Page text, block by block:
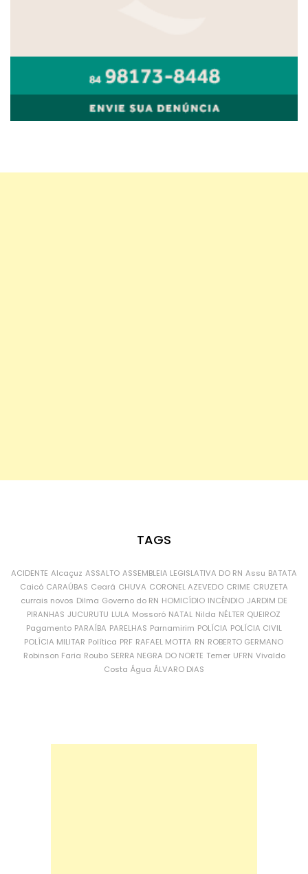
TAGS
ACIDENTE Alcaçuz ASSALTO ASSEMBLEIA LEGISLATIVA DO RN Assu BATATA
Caicó CARAÚBAS Ceará CHUVA CORONEL AZEVEDO CRIME CRUZETA
currais novos Dilma Governo do RN HOMICÍDIO INCÊNDIO JARDIM DE
PIRANHAS JUCURUTU LULA Mossoró NATAL Nilda NÉLTER QUEIROZ
Pagamento PARAÍBA PARELHAS Parnamirim POLÍCIA POLÍCIA CIVIL
POLÍCIA MILITAR Política PRF RAFAEL MOTTA RN ROBERTO GERMANO
Robinson Faria Roubo SERRA NEGRA DO NORTE Temer UFRN Vivaldo
Costa Água ÁLVARO DIAS